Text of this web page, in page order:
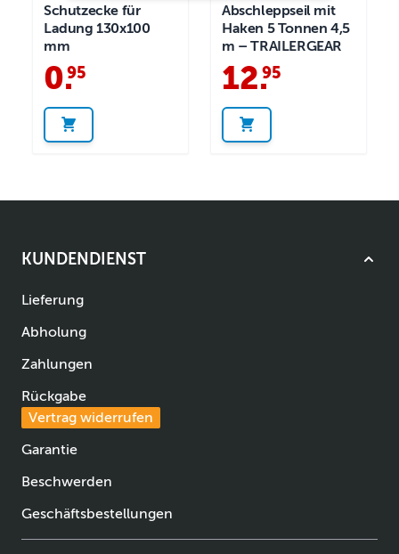
Schutzecke für
Ladung 130x100
mm
0.
95
Abschleppseil mit
Haken 5 Tonnen 4,5
m – TRAILERGEAR
12.
95
KUNDENDIENST
Lieferung
Abholung
Zahlungen
Rückgabe
Vertrag widerrufen
Garantie
Beschwerden
Geschäftsbestellungen